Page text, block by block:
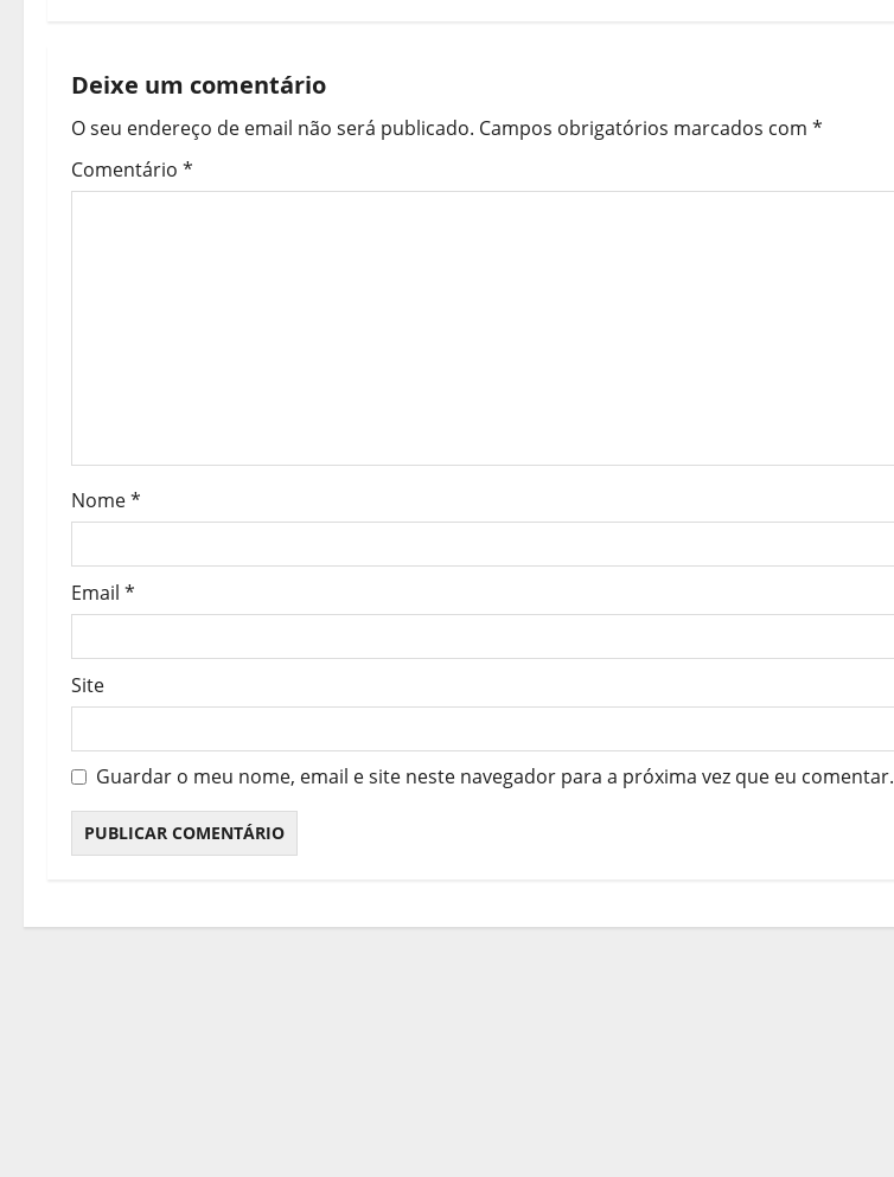
g
a
ç
r
t
i
g
o
s
Deixe um comentário
O seu endereço de email não será publicado. Campos obrigatórios marcados com *
Comentário *
Nome*
Email *
Site
Guardar o meu nome, email e site neste navegador para a próxima vez que eu comentar.